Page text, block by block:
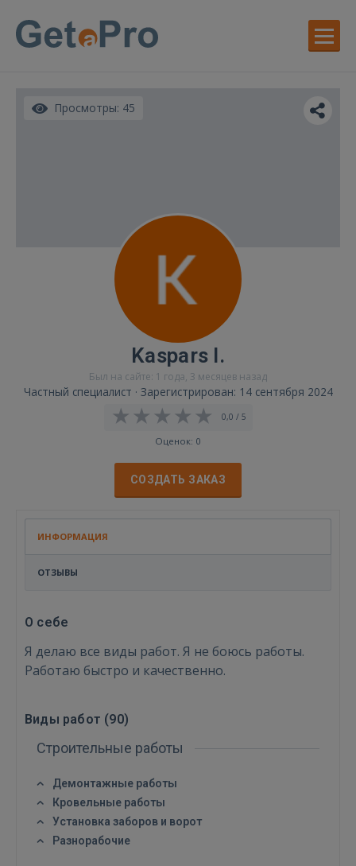
Просмотры: 45
Kaspars I.
Был на сайте: 1 года, 3 месяцев назад
Частный специалист · Зарегистрирован: 14 сентября 2024
0,0 / 5
Оценок: 0
СОЗДАТЬ ЗАКАЗ
ИНФОРМАЦИЯ
ОТЗЫВЫ
О себе
Я делаю все виды работ. Я не боюсь работы.
Работаю быстро и качественно.
Виды работ (90)
Строительные работы
Демонтажные работы
Кровельные работы
Установка заборов и ворот
Разнорабочие